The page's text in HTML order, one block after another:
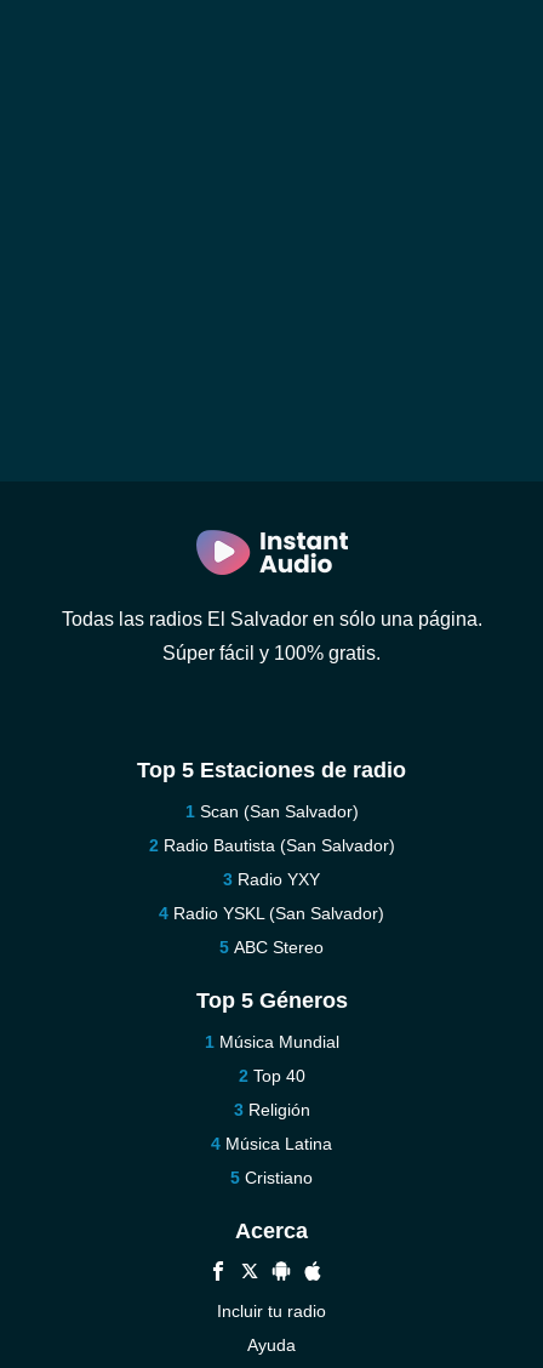
Todas las radios El Salvador en sólo una página.
Súper fácil y 100% gratis.
Top 5 Estaciones de radio
Scan (San Salvador)
Radio Bautista (San Salvador)
Radio YXY
Radio YSKL (San Salvador)
ABC Stereo
Top 5 Géneros
Música Mundial
Top 40
Religión
Música Latina
Cristiano
Acerca
Incluir tu radio
Ayuda